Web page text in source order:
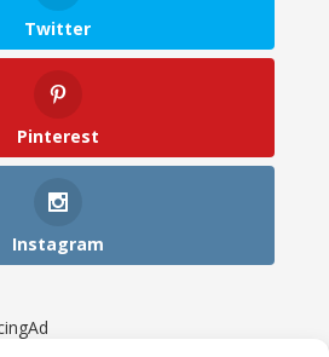
Twitter
Pinterest
Instagram